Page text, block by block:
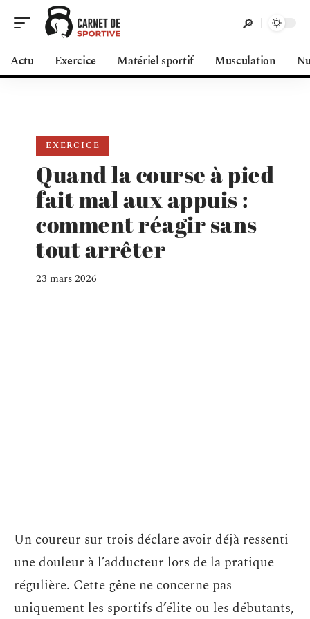
Actu Exercice Matériel sportif Musculation
EXERCICE
Quand la course à pied
fait mal aux appuis :
comment réagir sans
tout arrêter
23 mars 2026
Un coureur sur trois déclare avoir déjà ressenti
une douleur à l’adducteur lors de la pratique
régulière. Cette gêne ne concerne pas
uniquement les sportifs d’élite ou les débutants,